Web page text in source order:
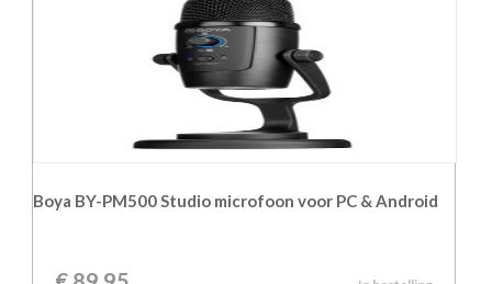
Boya BY-PM500 Studio microfoon voor PC & Android